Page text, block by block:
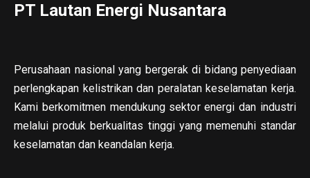
PT Lautan Energi Nusantara
Perusahaan nasional yang bergerak di bidang penyediaan
perlengkapan kelistrikan dan peralatan keselamatan kerja.
Kami berkomitmen mendukung sektor energi dan industri
melalui produk berkualitas tinggi yang memenuhi standar
keselamatan dan keandalan kerja.